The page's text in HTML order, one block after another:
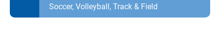
Soccer, Volleyball, Track & Field